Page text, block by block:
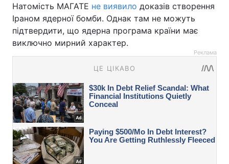
Натомість МАГАТЕ не виявило доказів створення
Іраном ядерної бомби. Однак там не можуть
підтвердити, що ядерна програма країни має
виключно мирний характер.
Реклама